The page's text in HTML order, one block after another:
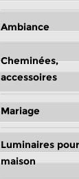
Ambiance
Cheminées,
accessoires
Mariage
Luminaires
maison